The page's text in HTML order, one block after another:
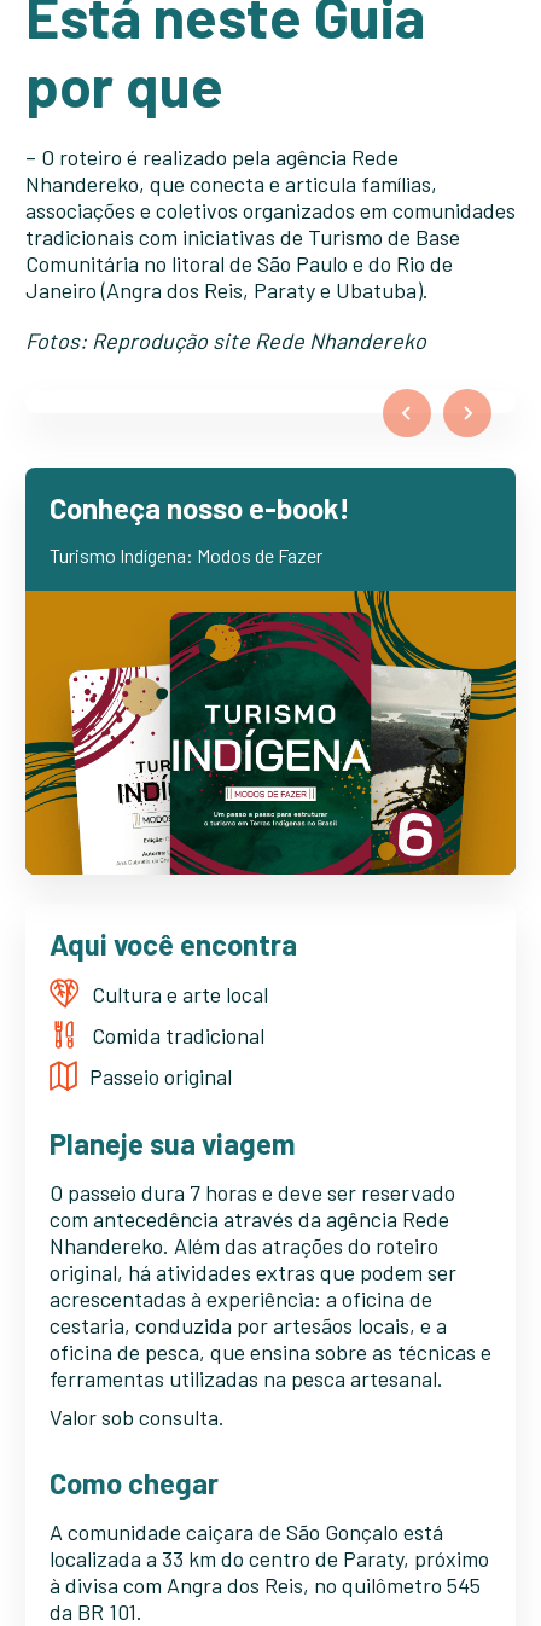
Está neste Guia
por que
– O roteiro é realizado pela agência Rede
Nhandereko, que conecta e articula famílias,
associações e coletivos organizados em comunidades
tradicionais com iniciativas de Turismo de Base
Comunitária no litoral de São Paulo e do Rio de
Janeiro (Angra dos Reis, Paraty e Ubatuba).
Fotos: Reprodução site Rede Nhandereko
Conheça nosso e-book!
Turismo Indígena: Modos de Fazer
Aqui você encontra
Cultura e arte local
Comida tradicional
Passeio original
Planeje sua viagem
O passeio dura 7 horas e deve ser reservado
com antecedência através da agência Rede
Nhandereko. Além das atrações do roteiro
original, há atividades extras que podem ser
acrescentadas à experiência: a oficina de
cestaria, conduzida por artesãos locais, e a
oficina de pesca, que ensina sobre as técnicas e
ferramentas utilizadas na pesca artesanal.
Valor sob consulta.
Como chegar
A comunidade caiçara de São Gonçalo está
localizada a 33 km do centro de Paraty, próximo
à divisa com Angra dos Reis, no quilômetro 545
da BR 101.